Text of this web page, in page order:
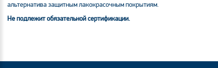
альтернатива защитным лакокрасочным покрытиям.
Не подлежит обязательной сертификации.